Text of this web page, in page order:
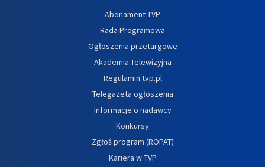
Abonament TVP
Rada Programowa
Ogłoszenia przetargowe
Akademia Telewizyjna
Regulamin tvp.pl
Telegazeta ogłoszenia
Informacje o nadawcy
Konkursy
Zgłoś program (ROPAT)
Kariera w TVP